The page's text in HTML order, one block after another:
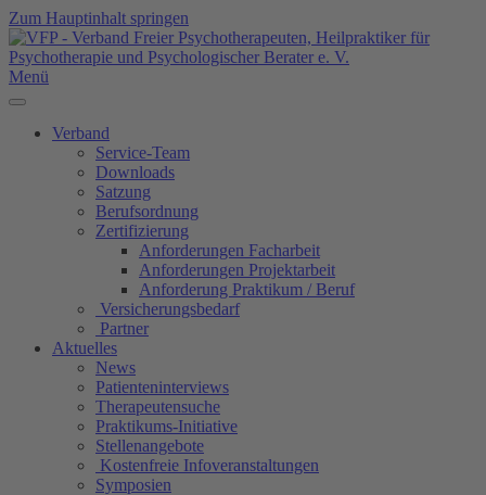
Zum Hauptinhalt springen
Menü
Verband
Service-Team
Downloads
Satzung
Berufsordnung
Zertifizierung
Anforderungen Facharbeit
Anforderungen Projektarbeit
Anforderung Praktikum / Beruf
Versicherungsbedarf
Partner
Aktuelles
News
Patienteninterviews
Therapeutensuche
Praktikums-Initiative
Stellenangebote
Kostenfreie Infoveranstaltungen
Symposien